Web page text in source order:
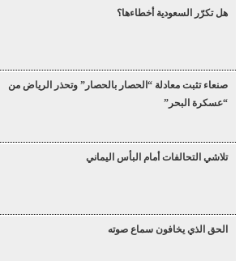
هل تكرّر السعودية أخطاءها؟
صنعاء تثبت معادلة “الحصار بالحصار” وتحذر الرياض من
“عسكرة البحر”
تلاشي التحالفات أمام البأس اليماني
الحق الذي يخافون سماع صوته